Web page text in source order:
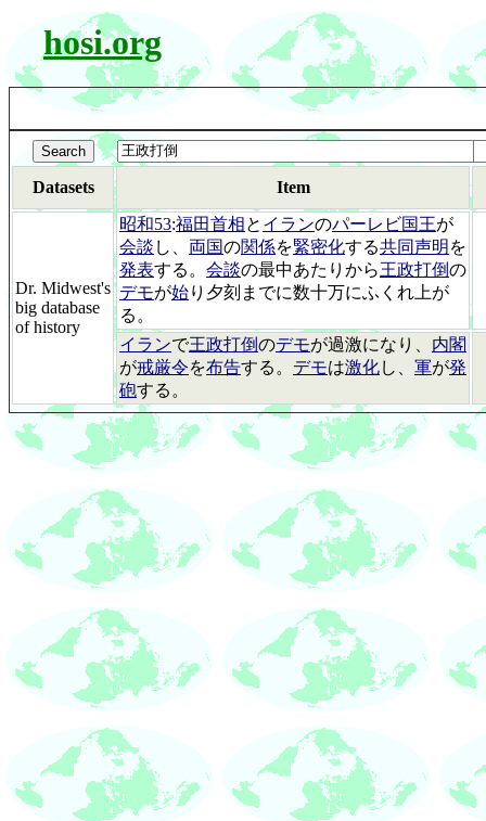
hosi.org
Datasets Item
Dr. Midwest's
big database
of history
昭和53:福田首相と イランのパーレビ国王が
会談 し、 両国の関係を緊密化する共同声明 を
発表する。 会談の最中あたりから王政打倒の
デモが始り夕刻までに数十万にふくれ上が
る。
イランで王政打倒のデモが過激になり、 内閣
が戒厳令を布告する。 デモは激化し、 軍が発
砲する。